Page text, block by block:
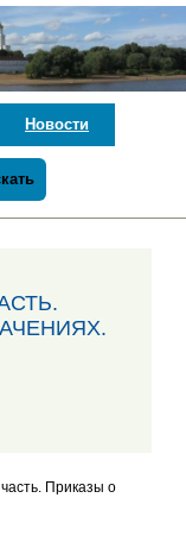
Новости
Приказы о